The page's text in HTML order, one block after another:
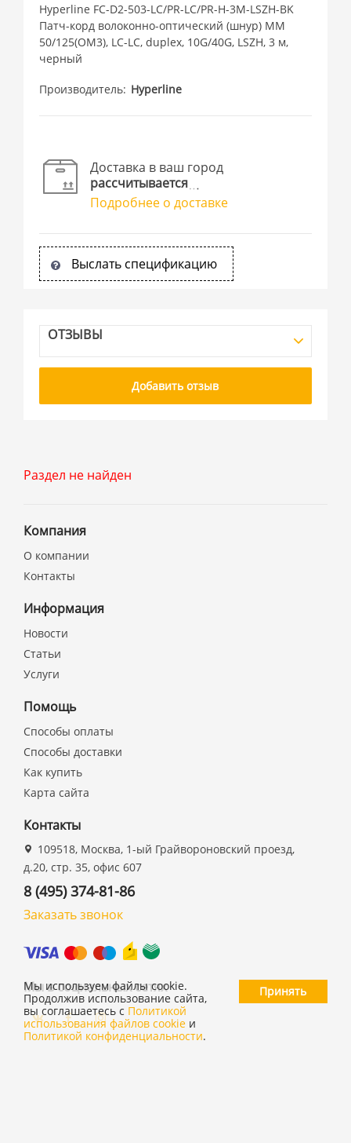
Hyperline FC-D2-503-LC/PR-LC/PR-H-3M-LSZH-BK
Патч-корд волоконно-оптический (шнур) MM
50/125(OM3), LC-LC, duplex, 10G/40G, LSZH, 3 м,
черный
Производитель Hyperline
Доставка в ваш город
рассчитывается
Подробнее о доставке
Выслать спецификацию
ОТЗЫВЫ
Добавить отзыв
Раздел не найден
Компания
О компании
Контакты
Информация
Новости
Статьи
Услуги
Помощь
Способы оплаты
Способы доставки
Как купить
Карта сайта
Контакты
109518, Москва, 1-ый Грайвороновский проезд,
д.20, стр. 35, офис 607
8 (495) 374-81-86
Заказать звонок
Мы в социальных сетях
Мы используем файлы cookie.
Продолжив использование сайта,
вы соглашаетесь с Политикой
использования файлов cookie и
Политикой конфиденциальности.
Принять